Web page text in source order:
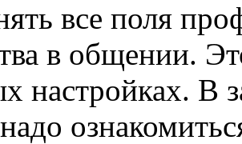
все поля
в общении.
настройках. В